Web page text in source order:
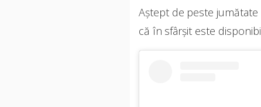
Aștept de peste jumătate
că în sfârșit este